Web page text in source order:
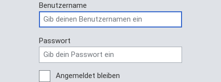
Benutzername
Passwort
Angemeldet bleiben